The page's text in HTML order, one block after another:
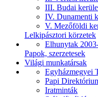
III. Budai
IV. Dunamenti
V. Mezőföldi
Lelkipásztori körzetek
Elhunytak
Papok, szerzetesek
Világi munkatársak
Egyházmegyei
Papi
Iratminták